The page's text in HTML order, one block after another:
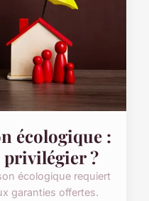
écologique :
privilégier ?
écologique requiert
garanties offertes.